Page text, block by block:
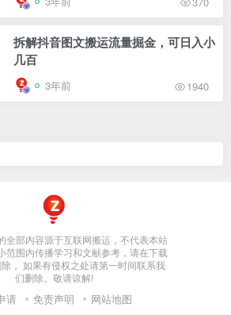
拆解抖音图文搬运流量掘金，可日入小
几百
3年前 1940
全部内容源于互联网搬运，不代表本站
范围内传播学习和文献参考，请在下载
， 如果有侵权之处请第一时间联系我
们删除。敬请谅解!
请 免责声明 网站地图